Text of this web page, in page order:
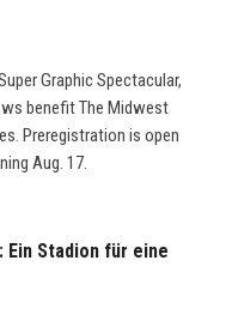
Graphic Spectacular,
benefit The Midwest
Preregistration is open
Aug. 17.
Ein Stadion für eine